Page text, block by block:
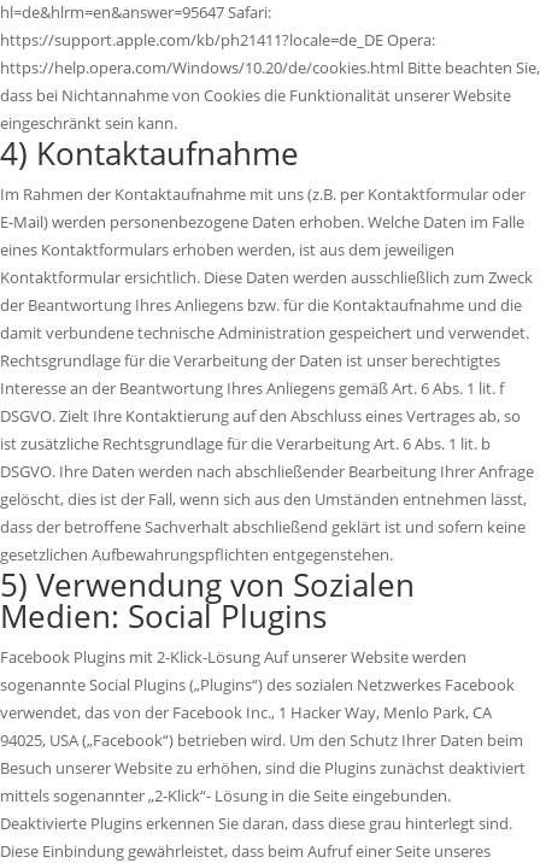
hl=de&hlrm=en&answer=95647 Safari:
https://support.apple.com/kb/ph21411?locale=de_DE Opera:
https://help.opera.com/Windows/10.20/de/cookies.html Bitte beachten Sie,
dass bei Nichtannahme von Cookies die Funktionalität unserer Website
eingeschränkt sein kann.
4) Kontaktaufnahme
Im Rahmen der Kontaktaufnahme mit uns (z.B. per Kontaktformular oder
E-Mail) werden personenbezogene Daten erhoben. Welche Daten im Falle
eines Kontaktformulars erhoben werden, ist aus dem jeweiligen
Kontaktformular ersichtlich. Diese Daten werden ausschließlich zum Zweck
der Beantwortung Ihres Anliegens bzw. für die Kontaktaufnahme und die
damit verbundene technische Administration gespeichert und verwendet.
Rechtsgrundlage für die Verarbeitung der Daten ist unser berechtigtes
Interesse an der Beantwortung Ihres Anliegens gemäß Art. 6 Abs. 1 lit. f
DSGVO. Zielt Ihre Kontaktierung auf den Abschluss eines Vertrages ab, so
ist zusätzliche Rechtsgrundlage für die Verarbeitung Art. 6 Abs. 1 lit. b
DSGVO. Ihre Daten werden nach abschließender Bearbeitung Ihrer Anfrage
gelöscht, dies ist der Fall, wenn sich aus den Umständen entnehmen lässt,
dass der betroffene Sachverhalt abschließend geklärt ist und sofern keine
gesetzlichen Aufbewahrungspflichten entgegenstehen.
5) Verwendung von Sozialen
Medien: Social Plugins
Facebook Plugins mit 2-Klick-Lösung Auf unserer Website werden
sogenannte Social Plugins („Plugins“) des sozialen Netzwerkes Facebook
verwendet, das von der Facebook Inc., 1 Hacker Way, Menlo Park, CA
94025, USA („Facebook“) betrieben wird. Um den Schutz Ihrer Daten beim
Besuch unserer Website zu erhöhen, sind die Plugins zunächst deaktiviert
mittels sogenannter „2-Klick“- Lösung in die Seite eingebunden.
Deaktivierte Plugins erkennen Sie daran, dass diese grau hinterlegt sind.
Diese Einbindung gewährleistet, dass beim Aufruf einer Seite unseres